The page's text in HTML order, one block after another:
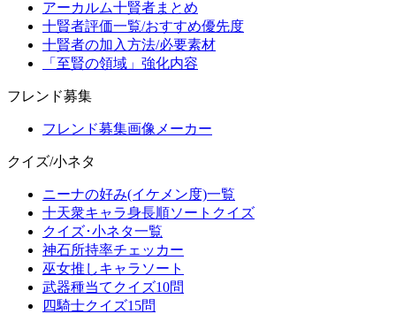
アーカルム十賢者まとめ
十賢者評価一覧/おすすめ優先度
十賢者の加入方法/必要素材
「至賢の領域」強化内容
フレンド募集
フレンド募集画像メーカー
クイズ/小ネタ
ニーナの好み(イケメン度)一覧
十天衆キャラ身長順ソートクイズ
クイズ･小ネタ一覧
神石所持率チェッカー
巫女推しキャラソート
武器種当てクイズ10問
四騎士クイズ15問